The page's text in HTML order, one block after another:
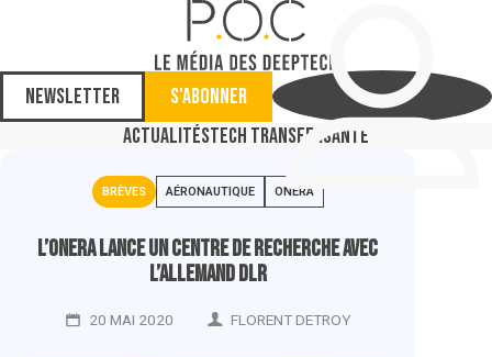
Newsletter
S'abonner
ActualitésTech TransferSanté
BRÈVES AÉRONAUTIQUE ONERA
L’Onera lance un centre de recherche avec
l’allemand DLR
20 MAI 2020 FLORENT DETROY